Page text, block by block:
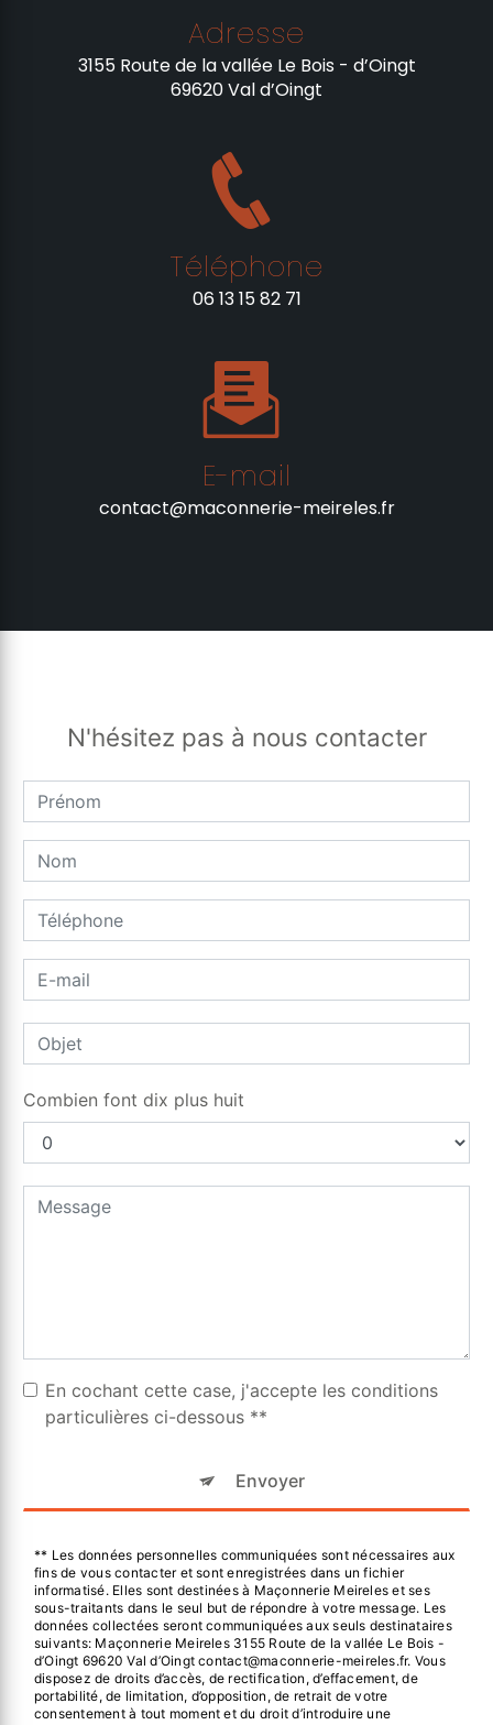
Adresse
3155 Route de la vallée Le Bois - d’Oingt
69620 Val d’Oingt
Téléphone
06 13 15 82 71
E-mail
contact@maconnerie-meireles.fr
N'hésitez pas à nous contacter
Combien font dix plus huit
En cochant cette case, j'accepte les conditions
particulières ci-dessous **
Envoyer
** Les données personnelles communiquées sont nécessaires aux
fins de vous contacter et sont enregistrées dans un fichier
informatisé. Elles sont destinées à Maçonnerie Meireles et ses
sous-traitants dans le seul but de répondre à votre message. Les
données collectées seront communiquées aux seuls destinataires
suivants: Maçonnerie Meireles 3155 Route de la vallée Le Bois -
d’Oingt 69620 Val d’Oingt contact@maconnerie-meireles.fr. Vous
disposez de droits d’accès, de rectification, d’effacement, de
portabilité, de limitation, d’opposition, de retrait de votre
consentement à tout moment et du droit d’introduire une